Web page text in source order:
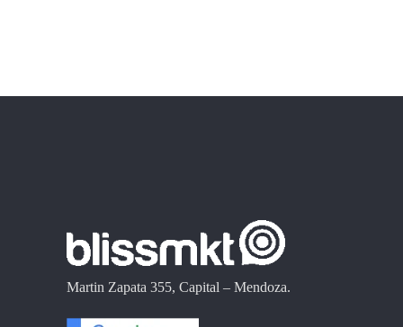
Martin Zapata 355, Capital – Mendoza.